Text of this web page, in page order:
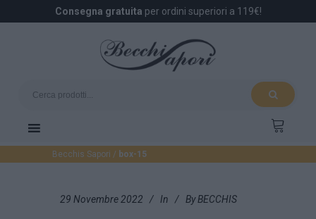
Consegna gratuita per ordini superiori a 119€!
Becchis Sapori / box-15
29 Novembre 2022 In By BECCHIS